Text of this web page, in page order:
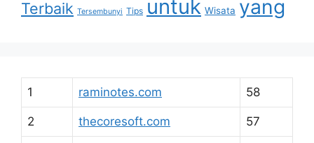
Terbaik Tersembunyi Tips untuk Wisata yang
1 raminotes.com 58
2 thecoresoft.com 57